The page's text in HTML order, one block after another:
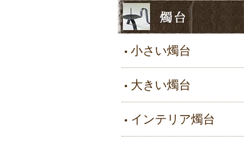
小さい燭台
大きい燭台
インテリア燭台